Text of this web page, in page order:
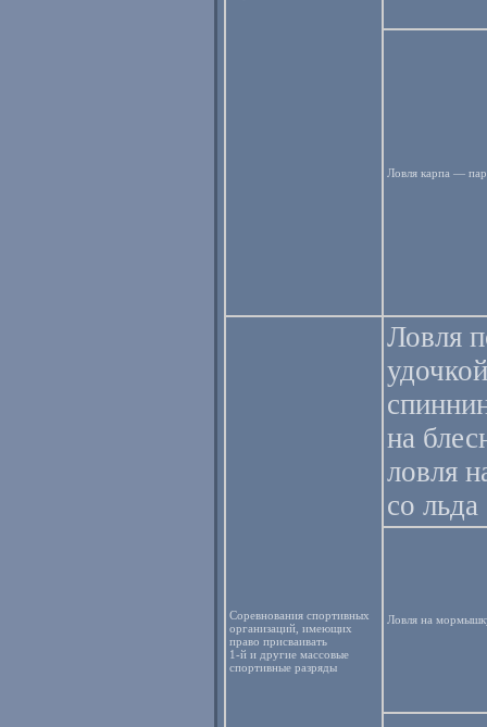
Ловля карпа —
Соревнования спортивных
организаций, имеющих
право присваивать
1-й и другие массовые
спортивные разряды
Ловля
на
ловля
со льда
Ловля на